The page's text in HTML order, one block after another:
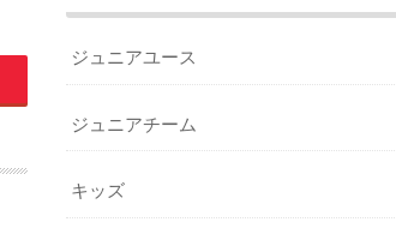
ジュニアユース
ジュニアチーム
キッズ